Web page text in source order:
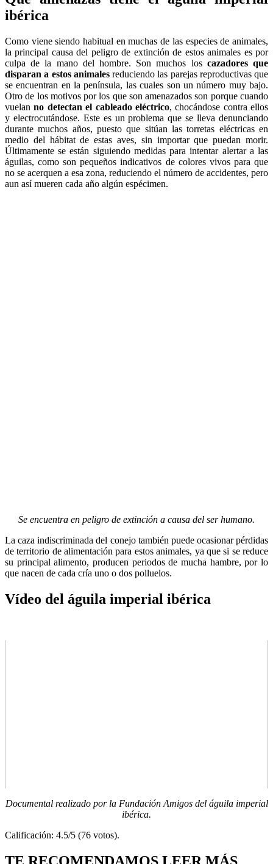
ibérica
Como viene siendo habitual en muchas de las especies de animales,
la principal causa del peligro de extinción de estos animales es por
culpa de la mano del hombre. Son muchos los cazadores que
disparan a estos animalesreduciendo las parejas reproductivas que
se encuentran en la península, las cuales son un número muy bajo.
Otro de los motivos por los que son amenazados son porque cuando
vuelanno detectan el cableado eléctrico, chocándose contra ellos
y electrocutándose. Este es un problema que se lleva denunciando
durante muchos años, puesto que sitúan las torretas eléctricas en
medio del hábitat de estas aves, sin importar que puedan morir.
Últimamente se están siguiendo medidas para intentar alertar a las
águilas, como son pequeños indicativos de colores vivos para que
no se acerquen a esa zona, reduciendo el número de accidentes, pero
aun así mueren cada año algún espécimen.
Se encuentra en peligro de extinción a causa del ser humano.
La caza indiscriminada del conejo también puede ocasionar pérdidas
de territorio de alimentación para estos animales, ya que si se reduce
su principal alimento, producen periodos de mucha hambre, por lo
que nacen de cada cría uno o dos polluelos.
Vídeo del águila imperial ibérica
Documental realizado por la Fundación Amigos del águila imperial
ibérica.
Calificación: 4.5/5 (76 votos).
TE RECOMENDAMOS LEER MÁS